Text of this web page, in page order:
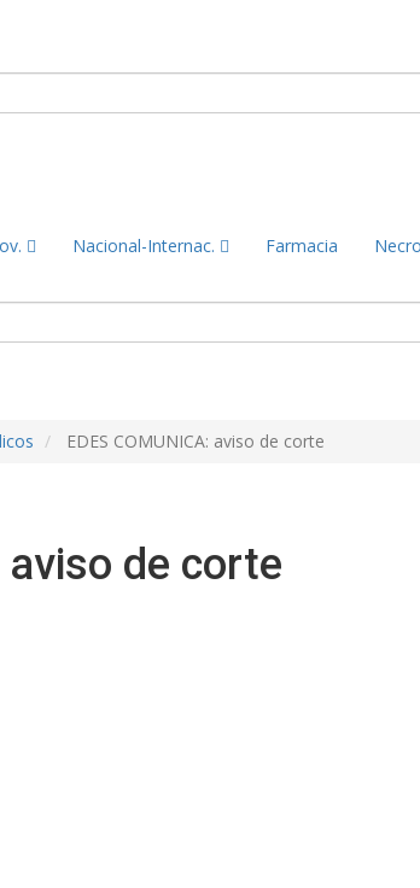
Nacional-Internac. Farmacia
EDES COMUNICA: aviso de corte
aviso de corte